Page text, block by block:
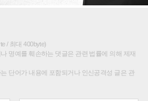
/ 최대 400byte)
명예를 훼손하는 댓글은 관련 법률에 의해 제재
단어가 내용에 포함되거나 인신공격성 글은 관